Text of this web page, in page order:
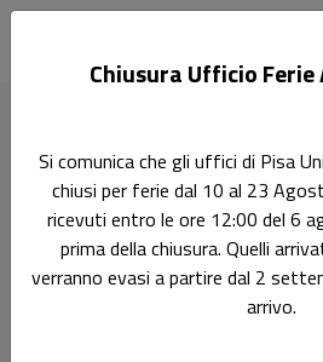
Mario Dell'Era
Pagina di Mario Dell'Era
Chiusura Ufficio
Si comunica che gli uffici di Pisa
chiusi per ferie dal 10 al 23
ricevuti entro le ore 12:00 del 6
prima della chiusura. Quelli
verranno evasi a partire dal 2
arrivo.